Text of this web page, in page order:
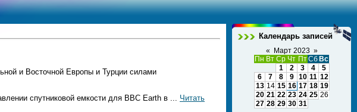
и Восточной Европы и Турции силами
спутниковой емкости для BBC Earth в ... Читать
Календарь записей
« Март 2023 »
Пн Вт Ср Чт ПтСб Вс
1
2 3 4
5
6
7 8 9 10 11 12
13 14 15 16 17 18 19
20 21 22 23 24 25 26
27 28 29 30 31